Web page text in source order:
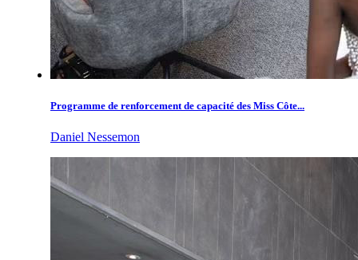
Programme de renforcement de capacité des Miss Côte...
Daniel Nessemon